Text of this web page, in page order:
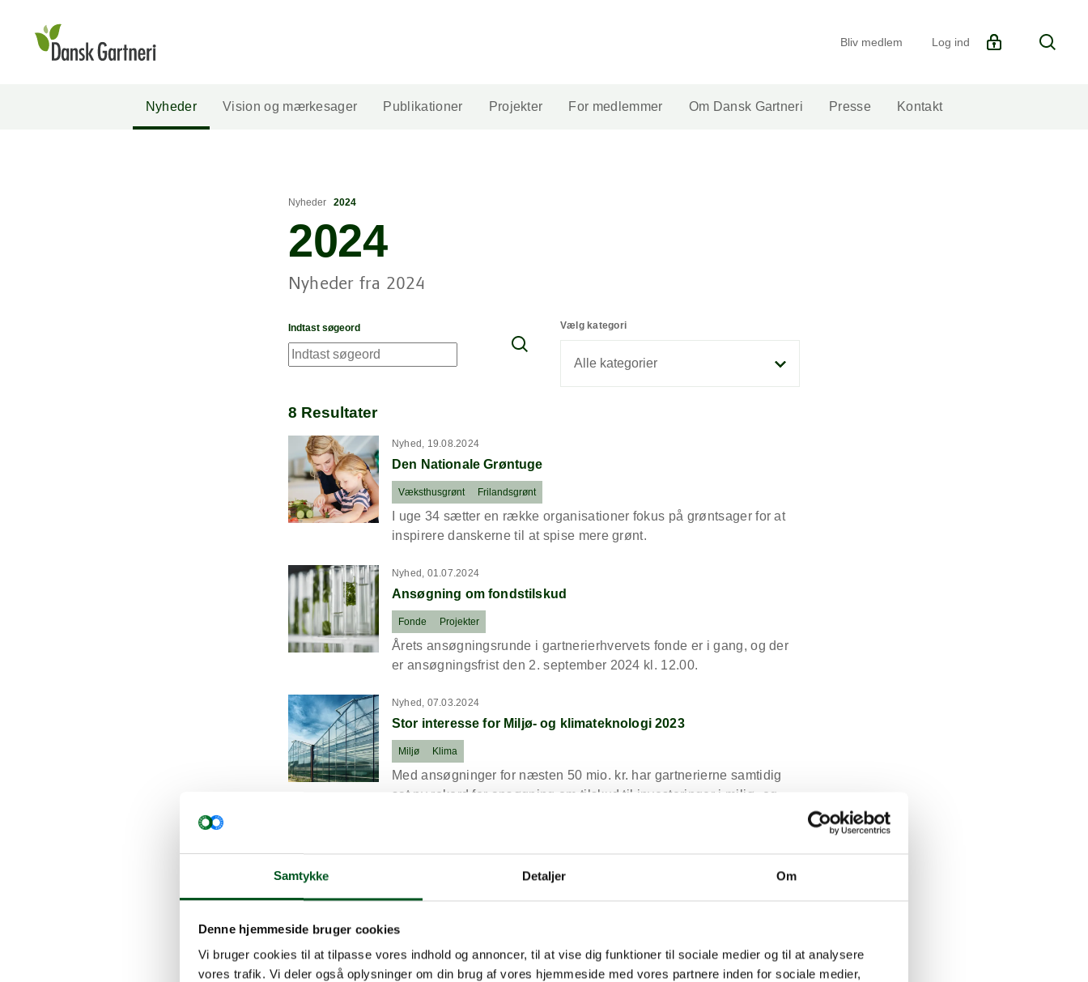
Samtykke Detaljer Om
Denne hjemmeside bruger cookies
Vi bruger cookies til at tilpasse vores indhold og annoncer, til at vise dig funktioner til sociale medier og til at analysere
vores trafik. Vi deler også oplysninger om din brug af vores hjemmeside med vores partnere inden for sociale medier,
Bliv medlem Log ind
Nyheder Vision og mærkesager Publikationer Projekter For medlemmer Om Dansk Gartneri Presse Kontakt
Nyheder 2024
2024
Nyheder fra 2024
Indtast søgeord Vælg kategori
Alle kategorier
8 Resultater
Read more about Den Nationale Grøntuge
Nyhed, 19.08.2024
Den Nationale Grøntuge
Væksthusgrønt Frilandsgrønt
I uge 34 sætter en række organisationer fokus på grøntsager for at
inspirere danskerne til at spise mere grønt.
Read more about Ansøgning om fondstilskud
Nyhed, 01.07.2024
Ansøgning om fondstilskud
Fonde Projekter
Årets ansøgningsrunde i gartnerierhvervets fonde er i gang, og der
er ansøgningsfrist den 2. september 2024 kl. 12.00.
Read more about Stor interesse for Miljø- og klimateknologi 2023
Nyhed, 07.03.2024
Stor interesse for Miljø- og klimateknologi 2023
Miljø Klima
Med ansøgninger for næsten 50 mio. kr. har gartnerierne samtidig
sat ny rekord for ansøgning om tilskud til investeringer i miljø- og
Read more about Queen® modtager Dansk Gartneris Innovationspris 2024
Nyhed, 01.03.2024
Queen® modtager Dansk Gartneris Innovationspris 2024
Dansk Gartneri Grøn Dag
Prisen blev uddelt på Dansk Gartneris generalforsamling den 29.
ambitiøse tilgang til bæredygtighed.